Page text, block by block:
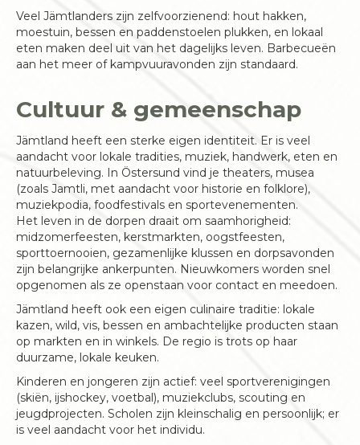
Veel Jämtlanders zijn zelfvoorzienend: hout hakken,
moestuin, bessen en paddenstoelen plukken, en lokaal
eten maken deel uit van het dagelijks leven. Barbecueën
aan het meer of kampvuuravonden zijn standaard.
Cultuur & gemeenschap
Jämtland heeft een sterke eigen identiteit. Er is veel
aandacht voor lokale tradities, muziek, handwerk, eten en
natuurbeleving. In Östersund vind je theaters, musea
(zoals Jamtli, met aandacht voor historie en folklore),
muziekpodia, foodfestivals en sportevenementen.
Het leven in de dorpen draait om saamhorigheid:
midzomerfeesten, kerstmarkten, oogstfeesten,
sporttoernooien, gezamenlijke klussen en dorpsavonden
zijn belangrijke ankerpunten. Nieuwkomers worden snel
opgenomen als ze openstaan voor contact en meedoen.
Jämtland heeft ook een eigen culinaire traditie: lokale
kazen, wild, vis, bessen en ambachtelijke producten staan
op markten en in winkels. De regio is trots op haar
duurzame, lokale keuken.
Kinderen en jongeren zijn actief: veel sportverenigingen
(skiën, ijshockey, voetbal), muziekclubs, scouting en
jeugdprojecten. Scholen zijn kleinschalig en persoonlijk; er
is veel aandacht voor het individu.